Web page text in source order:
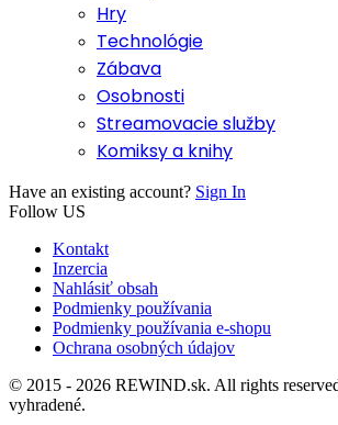
Hry
Technológie
Zábava
Osobnosti
Streamovacie služby
Komiksy a knihy
Have an existing account? Sign In
Follow US
Kontakt
Inzercia
Nahlásiť obsah
Podmienky používania
Podmienky používania e-shopu
Ochrana osobných údajov
© 2015 - 2026 REWIND.sk. All rights
vyhradené.